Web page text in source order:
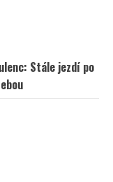
Stále jezdí po